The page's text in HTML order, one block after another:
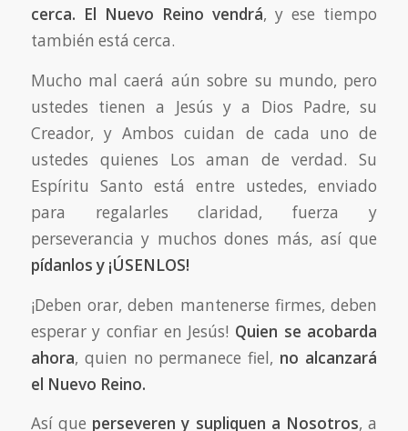
cerca. El Nuevo Reino vendrá, y ese tiempo
también está cerca.
Mucho mal caerá aún sobre su mundo, pero
ustedes tienen a Jesús y a Dios Padre, su
Creador, y Ambos cuidan de cada uno de
ustedes quienes Los aman de verdad. Su
Espíritu Santo está entre ustedes, enviado
para regalarles claridad, fuerza y
perseverancia y muchos dones más, así que
pídanlos y ¡ÚSENLOS!
¡Deben orar, deben mantenerse firmes, deben
esperar y confiar en Jesús! Quien se acobarda
ahora, quien no permanece fiel, no alcanzará
el Nuevo Reino.
Así que perseveren y supliquen a Nosotros, a